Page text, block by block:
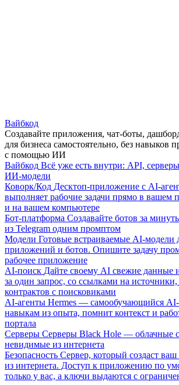
Вайбкод
Создавайте приложения, чат-боты,
для бизнеса самостоятельно, без навыков
с помощью ИИ
Вайбкод Всё уже есть внутри: API,
ИИ-модели
Коворк/Код Десктоп-приложение с AI-
выполняет рабочие задачи прямо в вашем
и на вашем компьютере
Бот-платформа Создавайте ботов за
из Telegram одним промптом
Модели Готовые встраиваемые AI-модели
приложений и ботов. Опишите задачу
рабочее приложение
AI-поиск Дайте своему AI свежие данные
за один запрос, со ссылками на
контрактов с поисковиками
AI-агенты Hermes — самообучающийся AI-
навыкам из опыта, помнит контекст и
портала
Серверы Серверы Black Hole — облачные
невидимые из интернета
Безопасность Сервер, который создаст
из интернета. Доступ к приложению по
только у вас, а ключи выдаются с